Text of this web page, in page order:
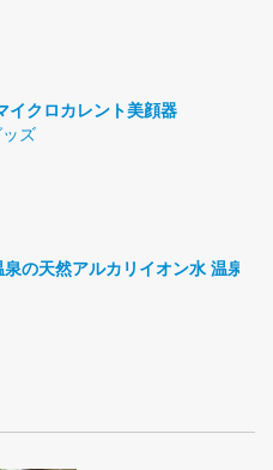
イクロカレント美顔器
ズ
泉の天然アルカリイオン水 温泉水